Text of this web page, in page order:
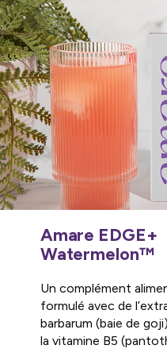
Amare EDGE+
Watermelon™
Un complément
formulé avec de
barbarum (baie de
la vitamine B5